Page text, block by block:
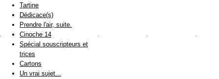
Tartine
Dédicace(s)
Prendre l'air, suite.
Cinoche 14
Spécial souscripteurs et
trices
Cartons
Un vrai sujet...